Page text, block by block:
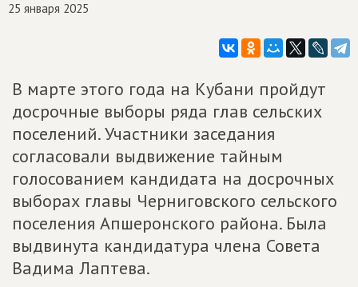
25 января 2025
В марте этого года на Кубани пройдут
досрочные выборы ряда глав сельских
поселений. Участники заседания
согласовали выдвижение тайным
голосованием кандидата на досрочных
выборах главы Черниговского сельского
поселения Апшеронского района. Была
выдвинута кандидатура члена Совета
Вадима Лаптева.